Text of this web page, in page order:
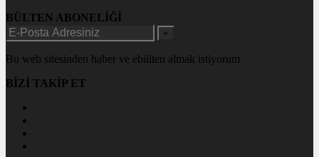
BÜLTEN ABONELİĞİ
+
Bu web sitesinden haber ve ebülten almak istiyorum
BİZİ TAKİP ET